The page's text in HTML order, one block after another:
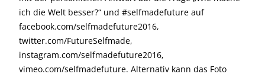
ich die Welt besser?“ und #selfmadefuture auf
facebook.com/selfmadefuture2016,
twitter.com/FutureSelfmade,
instagram.com/selfmadefuture2016,
vimeo.com/selfmadefuture. Alternativ kann das Foto